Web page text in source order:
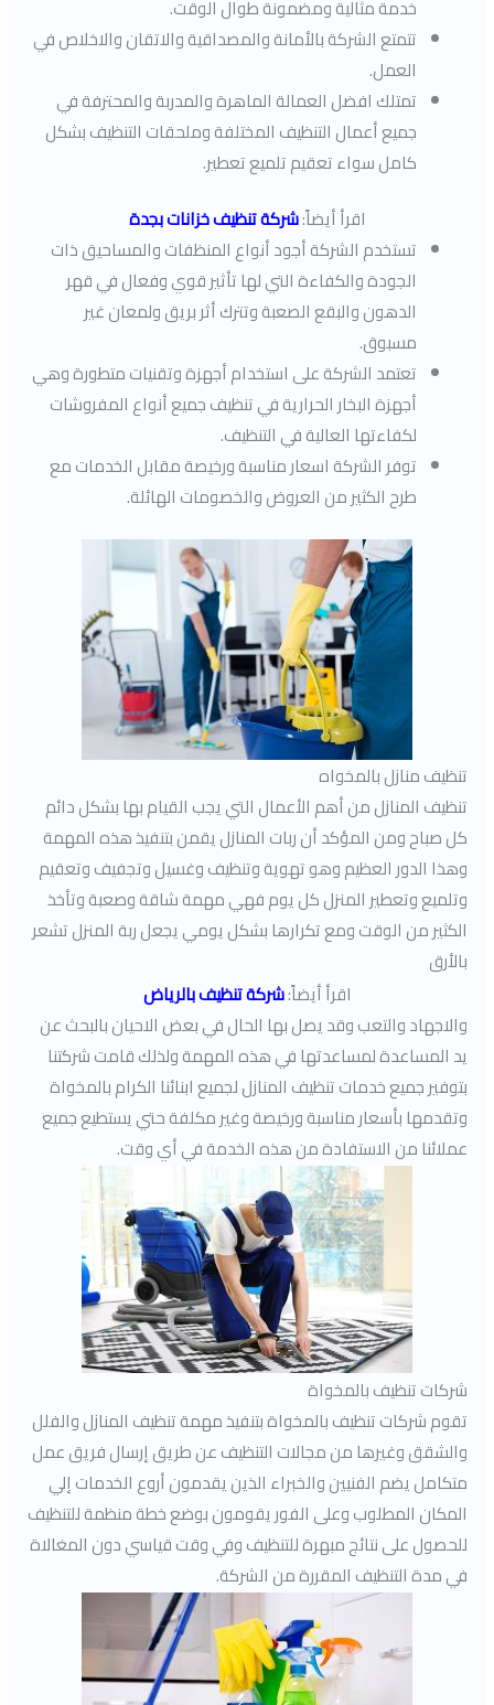
خدمة مثالية ومضمونة طوال الوقت.
تتمتع الشركة بالأمانة والمصداقية والاتقان والاخلاص في
العمل.
تمتلك افضل العمالة الماهرة والمدربة والمحترفة في
جميع أعمال التنظيف المختلفة وملحقات التنظيف بشكل
كامل سواء تعقيم تلميع تعطير.
اقرأ أيضاً:شركة تنظيف خزانات بجدة
تستخدم الشركة أجود أنواع المنظفات والمساحيق ذات
الجودة والكفاءة التي لها تأثير قوي وفعال في قهر
الدهون والبقع الصعبة وتترك أثر بريق ولمعان غير
مسبوق.
تعتمد الشركة على استخدام أجهزة وتقنيات متطورة وهي
أجهزة البخار الحرارية في تنظيف جميع أنواع المفروشات
لكفاءتها العالية في التنظيف.
توفر الشركة اسعار مناسبة ورخيصة مقابل الخدمات مع
طرح الكثير من العروض والخصومات الهائلة.
تنظيف منازل بالمخواه
تنظيف المنازل من أهم الأعمال التي يجب القيام بها بشكل دائم
كل صباح ومن المؤكد أن ربات المنازل يقمن بتنفيذ هذه المهمة
وهذا الدور العظيم وهو تهوية وتنظيف وغسيل وتجفيف وتعقيم
وتلميع وتعطير المنزل كل يوم فهي مهمة شاقة وصعبة وتأخذ
الكثير من الوقت ومع تكرارها بشكل يومي يجعل ربة المنزل تشعر
بالأرق
اقرأ أيضاً:شركة تنظيف بالرياض
والاجهاد والتعب وقد يصل بها الحال في بعض الاحيان بالبحث عن
يد المساعدة لمساعدتها في هذه المهمة ولذلك قامت شركتنا
بتوفير جميع خدمات تنظيف المنازل لجميع ابنائنا الكرام بالمخواة
وتقدمها بأسعار مناسبة ورخيصة وغير مكلفة حتي يستطيع جميع
عملائنا من الاستفادة من هذه الخدمة في أي وقت.
شركات تنظيف بالمخواة
تقوم شركات تنظيف بالمخواة بتنفيذ مهمة تنظيف المنازل والفلل
والشقق وغيرها من مجالات التنظيف عن طريق إرسال فريق عمل
متكامل يضم الفنيين والخبراء الذين يقدمون أروع الخدمات إلي
المكان المطلوب وعلى الفور يقومون بوضع خطة منظمة للتنظيف
للحصول على نتائج مبهرة للتنظيف وفي وقت قياسي دون المغالاة
في مدة التنظيف المقررة من الشركة.